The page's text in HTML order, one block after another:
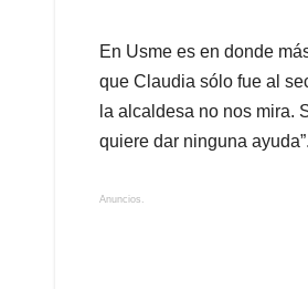
En Usme es en donde
que Claudia sólo fue al
la alcaldesa no nos mira.
quiere dar ninguna
Anuncios.